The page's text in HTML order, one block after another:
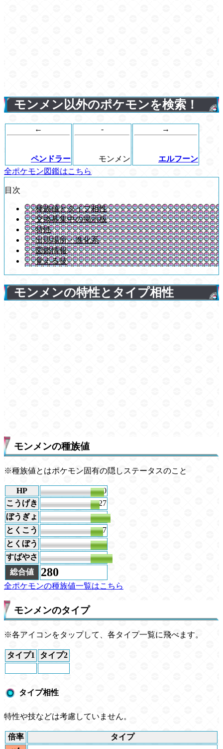
モンメン以外のポケモンを検索！
←
ペンドラー
-
モンメン
→
エルフーン
全ポケモン図鑑はこちら
目次
種族値とタイプ相性
交換募集中の掲示板
特性
出現場所・進化系
図鑑情報
覚える技
モンメンの特性とタイプ相性
モンメンの種族値
※種族値とはポケモン固有の隠しステータスのこと
HP
40
こうげき
27
ぼうぎょ
60
とくこう
37
とくぼう
50
すばやさ
66
総合値
280
全ポケモンの種族値一覧はこちら
モンメンのタイプ
※各アイコンをタップして、各タイプ一覧に飛べます。
タイプ1 タイプ2
タイプ相性
特性や技などは考慮していません。
倍率
タイプ